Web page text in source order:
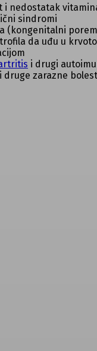
i nedostatak
sindromi
(kongenitalni
da uđu u
i drugi
druge zarazne